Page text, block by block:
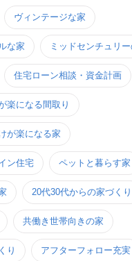
ヴィンテージな家
な家 ミッドセンチュリ
住宅ローン相談・資金計画
楽になる間取り
が楽になる家
ン住宅 ペットと暮らす家
20代30代からの家づくり
共働き世帯向きの家
り アフターフォロー充実